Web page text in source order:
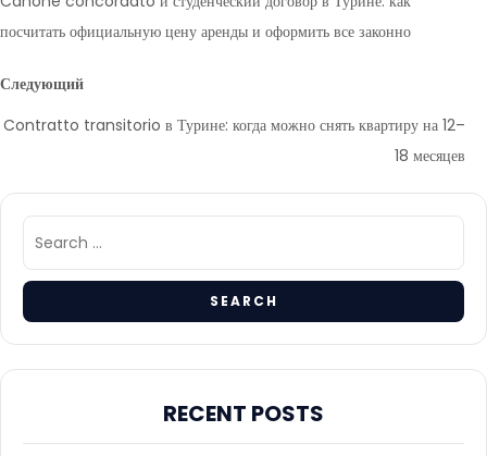
посчитать официальную цену аренды и оформить все законно
Следующий
Contratto transitorio в Турине: когда можно снять квартиру на 12–
18 месяцев
RECENT POSTS